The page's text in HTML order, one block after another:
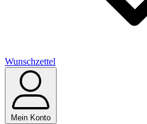
Wunschzettel
Mein Konto